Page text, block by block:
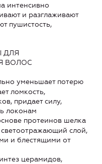
интенсивно
и разглаживают
пушистость,
ДЛЯ
ВОЛОС
уменьшает потерю
ломкость,
придает силу,
локонам
протеинов шелка
слой,
и блестящими от
церамидов,